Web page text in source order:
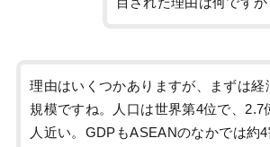
理由はいくつかありますが、まずは経
規模ですね。人口は世界第4位で、2.7
人近い。GDPもASEANのなかでは約4